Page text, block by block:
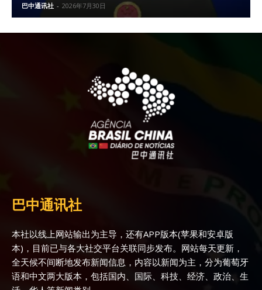
巴中通讯社 - 2026年7月30日
巴中通讯社
本社以线上网站输出为主导，还有APP版本(苹果和安卓版
本)，目前已与各大社交平台关联同步发布。网站每天更新，
全天候不间断地发布新闻信息，内容以新闻为主，分为葡萄牙
语和中文两大版本，包括国内、国际、科技、经济、政治、生